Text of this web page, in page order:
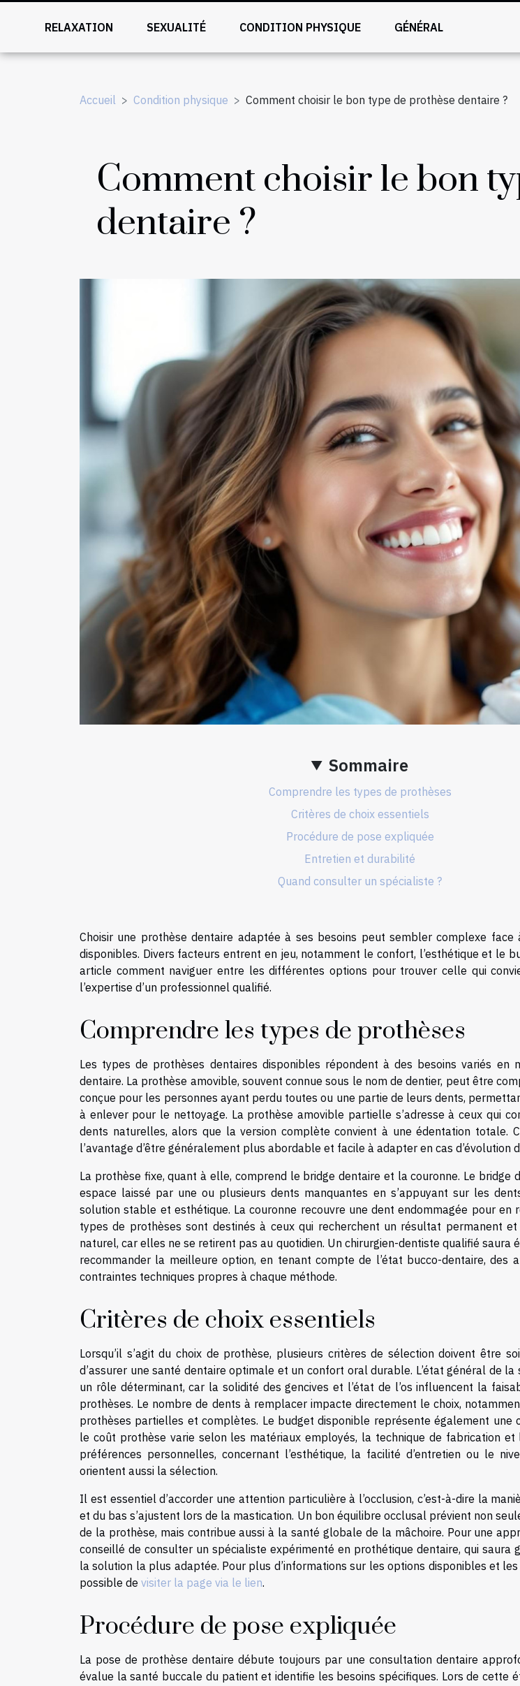
RELAXATION SEXUALITÉ CONDITION PHYSIQUE GÉNÉRAL
Accueil Condition physique Comment choisir le bon type de prothèse dentaire ?
Comment choisir le bon
dentaire ?
Sommaire
Comprendre les types de prothèses
Critères de choix essentiels
Procédure de pose expliquée
Entretien et durabilité
Quand consulter un spécialiste ?
Choisir une prothèse dentaire adaptée à ses besoins peut sembler complexe
disponibles. Divers facteurs entrent en jeu, notamment le confort, l’esthétique et le
article comment naviguer entre les différentes options pour trouver celle qui
l’expertise d’un professionnel qualifié.
Comprendre les types de prothèses
Les types de prothèses dentaires disponibles répondent à des besoins variés en
dentaire. La prothèse amovible, souvent connue sous le nom de dentier, peut être
conçue pour les personnes ayant perdu toutes ou une partie de leurs dents,
à enlever pour le nettoyage. La prothèse amovible partielle s’adresse à ceux qui
dents naturelles, alors que la version complète convient à une édentation totale.
l’avantage d’être généralement plus abordable et facile à adapter en cas d’évolution
La prothèse fixe, quant à elle, comprend le bridge dentaire et la couronne. Le bridge
espace laissé par une ou plusieurs dents manquantes en s’appuyant sur les
solution stable et esthétique. La couronne recouvre une dent endommagée pour en
types de prothèses sont destinés à ceux qui recherchent un résultat permanent
naturel, car elles ne se retirent pas au quotidien. Un chirurgien-dentiste qualifié saura
recommander la meilleure option, en tenant compte de l’état bucco-dentaire, des
contraintes techniques propres à chaque méthode.
Critères de choix essentiels
Lorsqu’il s’agit du choix de prothèse, plusieurs critères de sélection doivent être
d’assurer une santé dentaire optimale et un confort oral durable. L’état général de
un rôle déterminant, car la solidité des gencives et l’état de l’os influencent la
prothèses. Le nombre de dents à remplacer impacte directement le choix,
prothèses partielles et complètes. Le budget disponible représente également une
le coût prothèse varie selon les matériaux employés, la technique de fabrication et
préférences personnelles, concernant l’esthétique, la facilité d’entretien ou le
orientent aussi la sélection.
Il est essentiel d’accorder une attention particulière à l’occlusion, c’est-à-dire la
et du bas s’ajustent lors de la mastication. Un bon équilibre occlusal prévient non
de la prothèse, mais contribue aussi à la santé globale de la mâchoire. Pour une
conseillé de consulter un spécialiste expérimenté en prothétique dentaire, qui saura
la solution la plus adaptée. Pour plus d’informations sur les options disponibles et
possible de visiter la page via le lien.
Procédure de pose expliquée
La pose de prothèse dentaire débute toujours par une consultation dentaire
évalue la santé buccale du patient et identifie les besoins spécifiques. Lors de cette